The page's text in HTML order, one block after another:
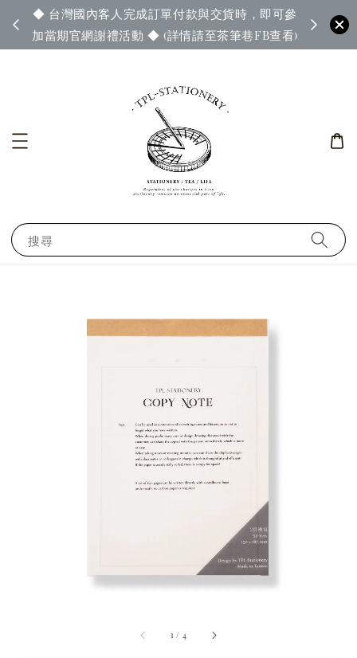
◆ 台灣國內客人完成訂單付款與交貨時，即可參
加當期官網謝禮活動 ◆ (詳情請至茶筆巷FB查看)
◆ 官
搜尋
1 / 4